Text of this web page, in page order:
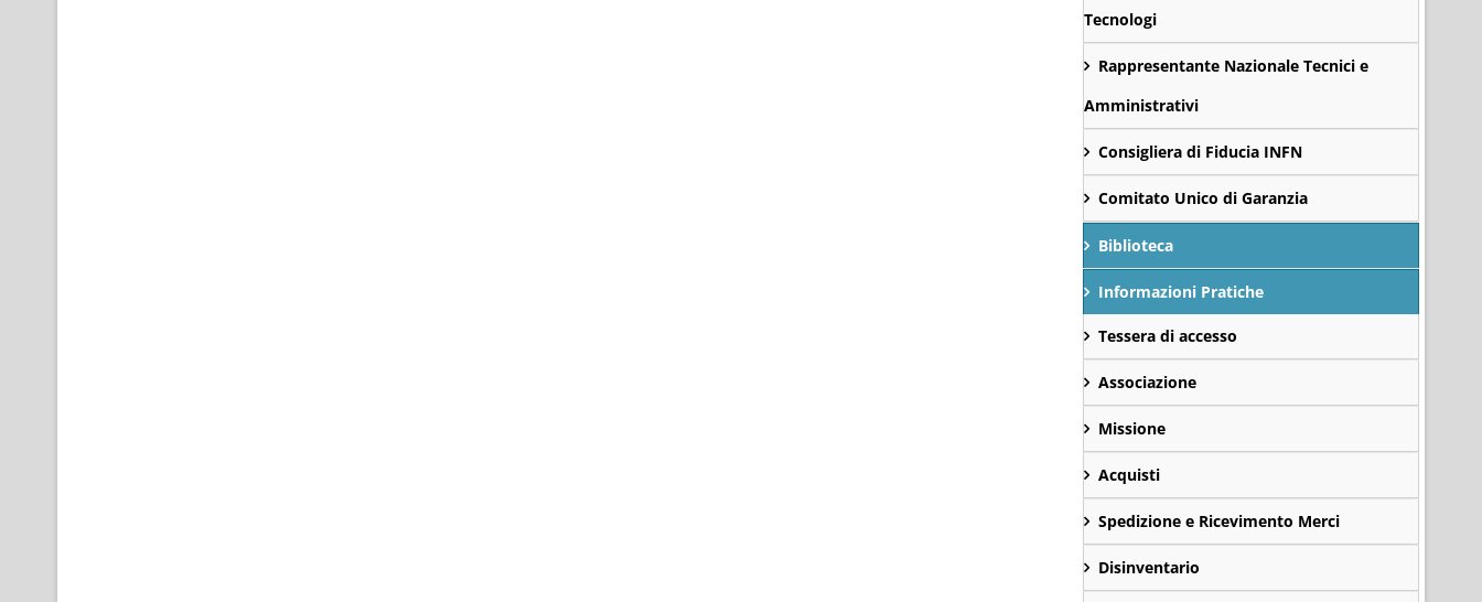
Tecnologi
Rappresentante Nazionale Tecnici e
Amministrativi
Consigliera di Fiducia INFN
Comitato Unico di Garanzia
Biblioteca
Informazioni Pratiche
Tessera di accesso
Associazione
Missione
Acquisti
Spedizione e Ricevimento Merci
Disinventario